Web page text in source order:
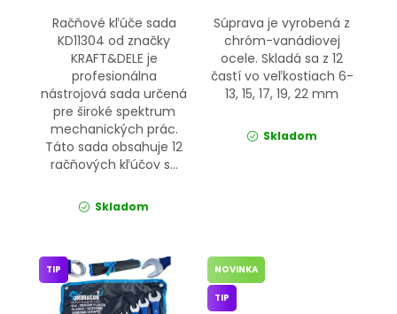
Račňové kľúče sada
KD11304 od značky
KRAFT&DELE je
profesionálna
nástrojová sada určená
pre široké spektrum
mechanických prác.
Táto sada obsahuje 12
račňových kľúčov s...
Skladom
Súprava je vyrobená z
chróm-vanádiovej
ocele. Skladá sa z 12
častí vo veľkostiach 6-
13, 15, 17, 19, 22 mm
Skladom
TIP NOVINKA
TIP